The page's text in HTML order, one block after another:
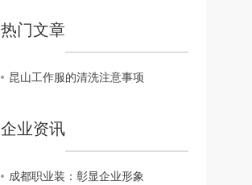
热门文章
昆山工作服的清洗注意事项
企业资讯
成都职业装：彰显企业形象